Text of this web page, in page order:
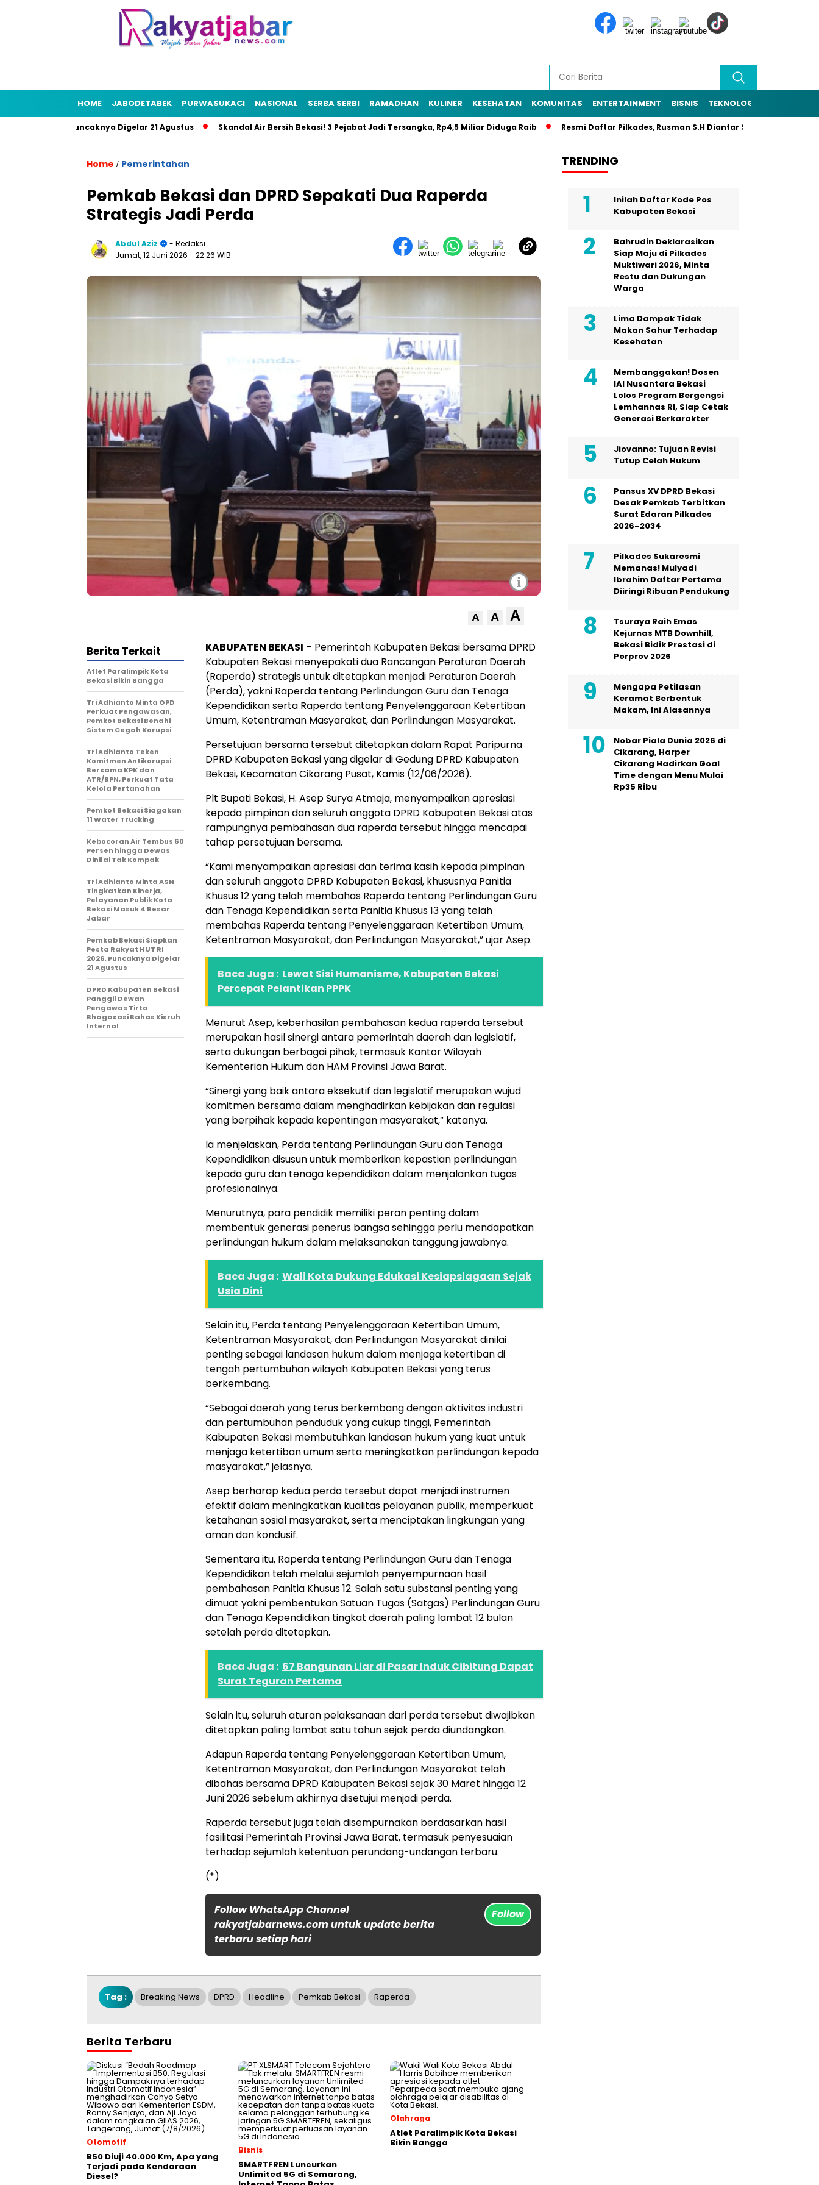
HOME JABODETABEK PURWASUKACI NASIONAL SERBA SERBI RAMADHAN KULINER KESEHATAN KOMUNITAS ENTERTAINMENT BISNIS TEKNOLOGI
2026, Puncaknya Digelar 21 Agustus Skandal Air Bersih Bekasi! 3 Pejabat Jadi Tersangka, Rp4,5 Miliar Diduga Raib Resmi Daftar Pilkades, Rusman S.H Diantar Sekitar 1.000 Warga ke
Home / Pemerintahan
Pemkab Bekasi dan DPRD Sepakati Dua Raperda
Strategis Jadi Perda
Abdul Aziz
- Redaksi
Jumat, 12 Juni 2026 - 22:26 WIB
i
A A A
KABUPATEN BEKASI – Pemerintah Kabupaten Bekasi bersama DPRD
Kabupaten Bekasi menyepakati dua Rancangan Peraturan Daerah
(Raperda) strategis untuk ditetapkan menjadi Peraturan Daerah
(Perda), yakni Raperda tentang Perlindungan Guru dan Tenaga
Kependidikan serta Raperda tentang Penyelenggaraan Ketertiban
Umum, Ketentraman Masyarakat, dan Perlindungan Masyarakat.
Persetujuan bersama tersebut ditetapkan dalam Rapat Paripurna
DPRD Kabupaten Bekasi yang digelar di Gedung DPRD Kabupaten
Bekasi, Kecamatan Cikarang Pusat, Kamis (12/06/2026).
Plt Bupati Bekasi, H. Asep Surya Atmaja, menyampaikan apresiasi
kepada pimpinan dan seluruh anggota DPRD Kabupaten Bekasi atas
rampungnya pembahasan dua raperda tersebut hingga mencapai
tahap persetujuan bersama.
“Kami menyampaikan apresiasi dan terima kasih kepada pimpinan
dan seluruh anggota DPRD Kabupaten Bekasi, khususnya Panitia
Khusus 12 yang telah membahas Raperda tentang Perlindungan Guru
dan Tenaga Kependidikan serta Panitia Khusus 13 yang telah
membahas Raperda tentang Penyelenggaraan Ketertiban Umum,
Ketentraman Masyarakat, dan Perlindungan Masyarakat,” ujar Asep.
Baca Juga : Lewat Sisi Humanisme, Kabupaten Bekasi
Percepat Pelantikan PPPK
Menurut Asep, keberhasilan pembahasan kedua raperda tersebut
merupakan hasil sinergi antara pemerintah daerah dan legislatif,
serta dukungan berbagai pihak, termasuk Kantor Wilayah
Kementerian Hukum dan HAM Provinsi Jawa Barat.
“Sinergi yang baik antara eksekutif dan legislatif merupakan wujud
komitmen bersama dalam menghadirkan kebijakan dan regulasi
yang berpihak kepada kepentingan masyarakat,” katanya.
Ia menjelaskan, Perda tentang Perlindungan Guru dan Tenaga
Kependidikan disusun untuk memberikan kepastian perlindungan
kepada guru dan tenaga kependidikan dalam menjalankan tugas
profesionalnya.
Menurutnya, para pendidik memiliki peran penting dalam
membentuk generasi penerus bangsa sehingga perlu mendapatkan
perlindungan hukum dalam melaksanakan tanggung jawabnya.
Baca Juga : Wali Kota Dukung Edukasi Kesiapsiagaan Sejak
Usia Dini
Selain itu, Perda tentang Penyelenggaraan Ketertiban Umum,
Ketentraman Masyarakat, dan Perlindungan Masyarakat dinilai
penting sebagai landasan hukum dalam menjaga ketertiban di
tengah pertumbuhan wilayah Kabupaten Bekasi yang terus
berkembang.
“Sebagai daerah yang terus berkembang dengan aktivitas industri
dan pertumbuhan penduduk yang cukup tinggi, Pemerintah
Kabupaten Bekasi membutuhkan landasan hukum yang kuat untuk
menjaga ketertiban umum serta meningkatkan perlindungan kepada
masyarakat,” jelasnya.
Asep berharap kedua perda tersebut dapat menjadi instrumen
efektif dalam meningkatkan kualitas pelayanan publik, memperkuat
ketahanan sosial masyarakat, serta menciptakan lingkungan yang
aman dan kondusif.
Sementara itu, Raperda tentang Perlindungan Guru dan Tenaga
Kependidikan telah melalui sejumlah penyempurnaan hasil
pembahasan Panitia Khusus 12. Salah satu substansi penting yang
dimuat yakni pembentukan Satuan Tugas (Satgas) Perlindungan Guru
dan Tenaga Kependidikan tingkat daerah paling lambat 12 bulan
setelah perda ditetapkan.
Baca Juga : 67 Bangunan Liar di Pasar Induk Cibitung Dapat
Surat Teguran Pertama
Selain itu, seluruh aturan pelaksanaan dari perda tersebut diwajibkan
ditetapkan paling lambat satu tahun sejak perda diundangkan.
Adapun Raperda tentang Penyelenggaraan Ketertiban Umum,
Ketentraman Masyarakat, dan Perlindungan Masyarakat telah
dibahas bersama DPRD Kabupaten Bekasi sejak 30 Maret hingga 12
Juni 2026 sebelum akhirnya disetujui menjadi perda.
Raperda tersebut juga telah disempurnakan berdasarkan hasil
fasilitasi Pemerintah Provinsi Jawa Barat, termasuk penyesuaian
terhadap sejumlah ketentuan perundang-undangan terbaru.
(*)
Follow WhatsApp Channel
rakyatjabarnews.com untuk update berita
terbaru setiap hari
Follow
Berita Terkait
Atlet Paralimpik Kota
Bekasi Bikin Bangga
Tri Adhianto Minta OPD
Perkuat Pengawasan,
Pemkot Bekasi Benahi
Sistem Cegah Korupsi
Tri Adhianto Teken
Komitmen Antikorupsi
Bersama KPK dan
ATR/BPN, Perkuat Tata
Kelola Pertanahan
Pemkot Bekasi Siagakan
11 Water Trucking
Kebocoran Air Tembus 60
Persen hingga Dewas
Dinilai Tak Kompak
Tri Adhianto Minta ASN
Tingkatkan Kinerja,
Pelayanan Publik Kota
Bekasi Masuk 4 Besar
Jabar
Pemkab Bekasi Siapkan
Pesta Rakyat HUT RI
2026, Puncaknya Digelar
21 Agustus
DPRD Kabupaten Bekasi
Panggil Dewan
Pengawas Tirta
Bhagasasi Bahas Kisruh
Internal
Tag : Breaking News DPRD Headline Pemkab Bekasi Raperda
Berita Terbaru
Otomotif
B50 Diuji 40.000 Km, Apa yang
Terjadi pada Kendaraan
Diesel?
Bisnis
SMARTFREN Luncurkan
Unlimited 5G di Semarang,
Olahraga
Atlet Paralimpik Kota Bekasi
Bikin Bangga
TRENDING
Inilah Daftar Kode Pos
Kabupaten Bekasi
Bahrudin Deklarasikan
Siap Maju di Pilkades
Muktiwari 2026, Minta
Restu dan Dukungan
Warga
Lima Dampak Tidak
Makan Sahur Terhadap
Kesehatan
Membanggakan! Dosen
IAI Nusantara Bekasi
Lolos Program Bergengsi
Lemhannas RI, Siap Cetak
Generasi Berkarakter
Jiovanno: Tujuan Revisi
Tutup Celah Hukum
Pansus XV DPRD Bekasi
Desak Pemkab Terbitkan
Surat Edaran Pilkades
2026–2034
Pilkades Sukaresmi
Memanas! Mulyadi
Ibrahim Daftar Pertama
Diiringi Ribuan Pendukung
Tsuraya Raih Emas
Kejurnas MTB Downhill,
Bekasi Bidik Prestasi di
Porprov 2026
Mengapa Petilasan
Keramat Berbentuk
Makam, Ini Alasannya
Nobar Piala Dunia 2026 di
Cikarang, Harper
Cikarang Hadirkan Goal
Time dengan Menu Mulai
Rp35 Ribu